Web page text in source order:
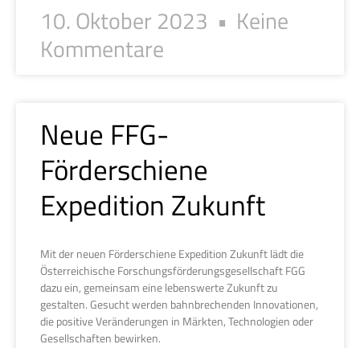
10. Oktober 2023
Keine
Kommentare
Neue FFG-
Förderschiene
Expedition Zukunft
Mit der neuen Förderschiene Expedition Zukunft lädt die
Österreichische Forschungsförderungsgesellschaft FGG
dazu ein, gemeinsam eine lebenswerte Zukunft zu
gestalten. Gesucht werden bahnbrechenden Innovationen,
die positive Veränderungen in Märkten, Technologien oder
Gesellschaften bewirken.